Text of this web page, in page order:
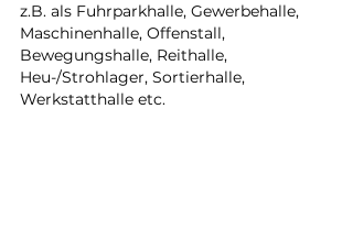
z.B. als Fuhrparkhalle, Gewerbehalle,
Maschinenhalle, Offenstall,
Bewegungshalle, Reithalle,
Heu-/Strohlager, Sortierhalle,
Werkstatthalle etc.